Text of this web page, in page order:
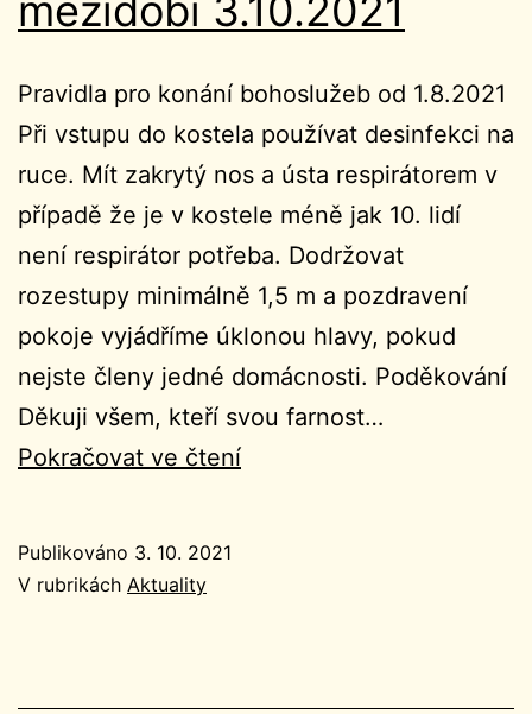
Pravidla pro konání bohoslužeb od 1.8.2021
Při vstupu do kostela používat desinfekci na
ruce. Mít zakrytý nos a ústa respirátorem v
případě že je v kostele méně jak 10. lidí
není respirátor potřeba. Dodržovat
rozestupy minimálně 1,5 m a pozdravení
pokoje vyjádříme úklonou hlavy, pokud
nejste členy jedné domácnosti. Poděkování
Děkuji všem, kteří svou farnost…
Pokračovat ve čteníOhlášky
Publikováno 3. 10. 2021
V rubrikách Aktuality